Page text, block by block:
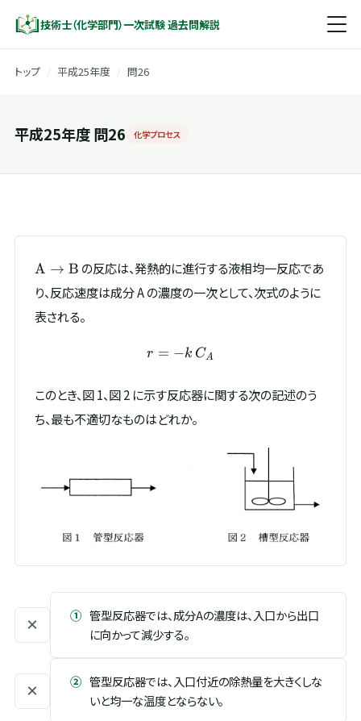
技術士（化学部門）一次試験 過去問解説
トップ 平成25年度 問26
平成25年度 問26 化学プロセス
\mathrm{A}\rightarrow\mathrm{B}
A → B の反応は、発熱的に進行する液相均一反応であ
り、反応速度は成分 A の濃度の一次として、次式のように
表される。
r = -k\,C_A
r = −k CA
このとき、図 1、図 2 に示す反応器に関する次の記述のう
ち、最も不適切なものはどれか。
× ① 管型反応器では、成分Aの濃度は、入口から出口
に向かって減少する。
× ② 管型反応器では、入口付近の除熱量を大きくしな
いと均一な温度とならない。